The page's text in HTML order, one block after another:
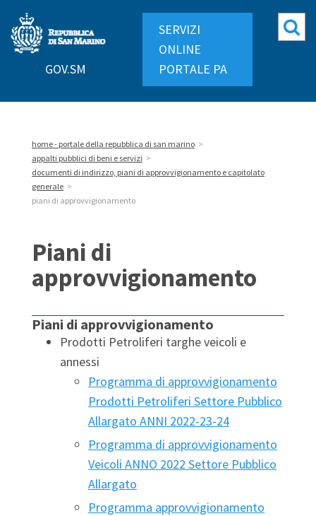
Repubblica
di
GOV.SM
SERVIZI
ONLINE
PORTALE PA
home - portale della repubblica di san marino >
appalti pubblici di beni e servizi >
documenti di indirizzo, piani di approvvigionamento e capitolato
generale >
piani di approvvigionamento
Piani di
approvvigionamento
Piani di approvvigionamento
Prodotti Petroliferi targhe veicoli e
annessi
Programma di approvvigionamento
Prodotti Petroliferi Settore Pubblico
Allargato ANNI 2022-23-24
Programma di approvvigionamento
Veicoli ANNO 2022 Settore Pubblico
Allargato
Programma approvvigionamento